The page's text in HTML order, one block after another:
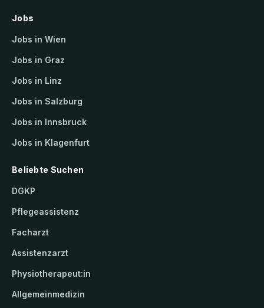
Jobs
Jobs in Wien
Jobs in Graz
Jobs in Linz
Jobs in Salzburg
Jobs in Innsbruck
Jobs in Klagenfurt
Beliebte Suchen
DGKP
Pflegeassistenz
Facharzt
Assistenzarzt
Physiotherapeut:in
Allgemeinmedizin